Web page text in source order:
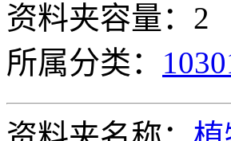
资料夹容量：2
所属分类：